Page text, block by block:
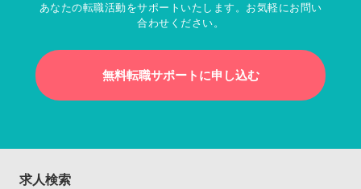
あなたの転職活動をサポートいたします。お気軽にお問い
合わせください。
無料転職サポートに申し込む
求人検索